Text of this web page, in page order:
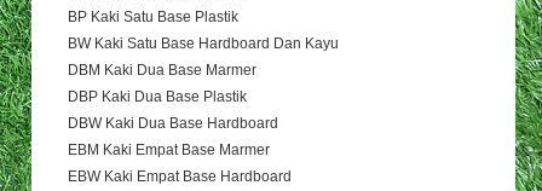
BP Kaki Satu Base Plastik
BW Kaki Satu Base Hardboard Dan Kayu
DBM Kaki Dua Base Marmer
DBP Kaki Dua Base Plastik
DBW Kaki Dua Base Hardboard
EBM Kaki Empat Base Marmer
EBW Kaki Empat Base Hardboard